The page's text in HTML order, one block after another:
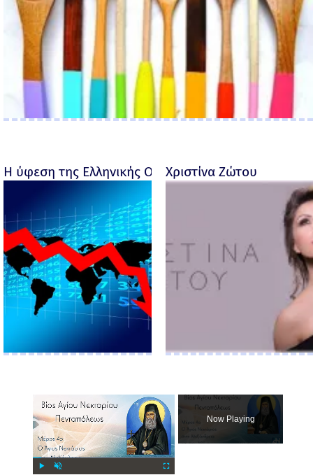
Η ύφεση της Ελληνικής Οικονομίας - Ροσέτος
Χριστίνα Ζώτου
Now Playing